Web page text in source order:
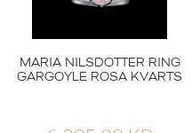
MARIA NILSDOTTER RING
GARGOYLE ROSA KVARTS